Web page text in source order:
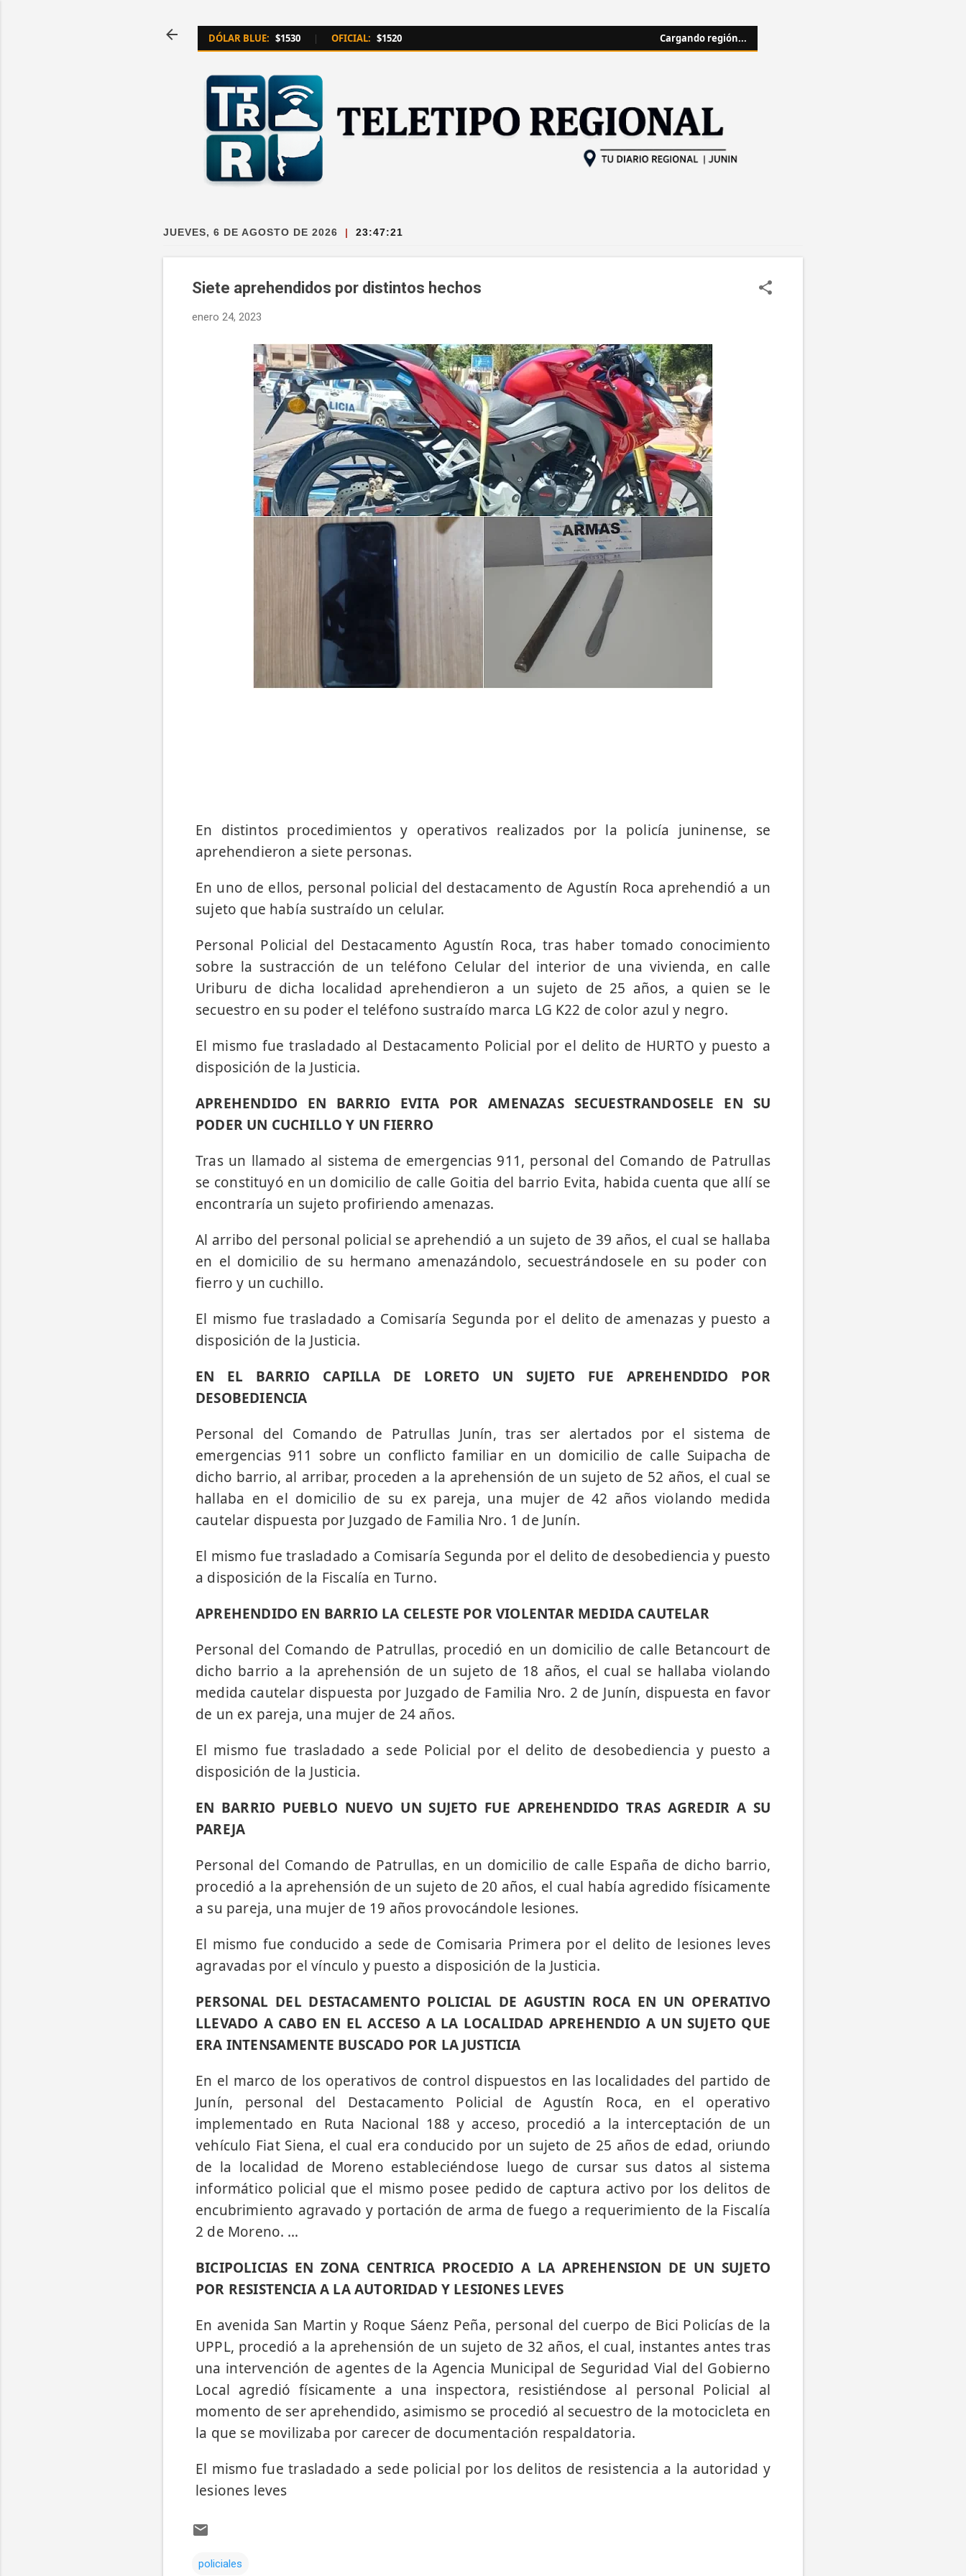
DÓLAR BLUE: $1530 | OFICIAL: $1520 Cargando región...
JUEVES, 6 DE AGOSTO DE 2026 | 23:47:22
Siete aprehendidos por distintos hechos
enero 24, 2023
En distintos procedimientos y operativos realizados por la policía juninense, se
aprehendieron a siete personas.
En uno de ellos, personal policial del destacamento de Agustín Roca aprehendió a un
sujeto que había sustraído un celular.
Personal Policial del Destacamento Agustín Roca, tras haber tomado conocimiento
sobre la sustracción de un teléfono Celular del interior de una vivienda, en calle
Uriburu de dicha localidad aprehendieron a un sujeto de 25 años, a quien se le
secuestro en su poder el teléfono sustraído marca LG K22 de color azul y negro.
El mismo fue trasladado al Destacamento Policial por el delito de HURTO y puesto a
disposición de la Justicia.
APREHENDIDO EN BARRIO EVITA POR AMENAZAS SECUESTRANDOSELE EN SU
PODER UN CUCHILLO Y UN FIERRO
Tras un llamado al sistema de emergencias 911, personal del Comando de Patrullas
se constituyó en un domicilio de calle Goitia del barrio Evita, habida cuenta que allí se
encontraría un sujeto profiriendo amenazas.
Al arribo del personal policial se aprehendió a un sujeto de 39 años, el cual se hallaba
en el domicilio de su hermano amenazándolo, secuestrándosele en su poder con
fierro y un cuchillo.
El mismo fue trasladado a Comisaría Segunda por el delito de amenazas y puesto a
disposición de la Justicia.
EN EL BARRIO CAPILLA DE LORETO UN SUJETO FUE APREHENDIDO POR
DESOBEDIENCIA
Personal del Comando de Patrullas Junín, tras ser alertados por el sistema de
emergencias 911 sobre un conflicto familiar en un domicilio de calle Suipacha de
dicho barrio, al arribar, proceden a la aprehensión de un sujeto de 52 años, el cual se
hallaba en el domicilio de su ex pareja, una mujer de 42 años violando medida
cautelar dispuesta por Juzgado de Familia Nro. 1 de Junín.
El mismo fue trasladado a Comisaría Segunda por el delito de desobediencia y puesto
a disposición de la Fiscalía en Turno.
APREHENDIDO EN BARRIO LA CELESTE POR VIOLENTAR MEDIDA CAUTELAR
Personal del Comando de Patrullas, procedió en un domicilio de calle Betancourt de
dicho barrio a la aprehensión de un sujeto de 18 años, el cual se hallaba violando
medida cautelar dispuesta por Juzgado de Familia Nro. 2 de Junín, dispuesta en favor
de un ex pareja, una mujer de 24 años.
El mismo fue trasladado a sede Policial por el delito de desobediencia y puesto a
disposición de la Justicia.
EN BARRIO PUEBLO NUEVO UN SUJETO FUE APREHENDIDO TRAS AGREDIR A SU
PAREJA
Personal del Comando de Patrullas, en un domicilio de calle España de dicho barrio,
procedió a la aprehensión de un sujeto de 20 años, el cual había agredido físicamente
a su pareja, una mujer de 19 años provocándole lesiones.
El mismo fue conducido a sede de Comisaria Primera por el delito de lesiones leves
agravadas por el vínculo y puesto a disposición de la Justicia.
PERSONAL DEL DESTACAMENTO POLICIAL DE AGUSTIN ROCA EN UN OPERATIVO
LLEVADO A CABO EN EL ACCESO A LA LOCALIDAD APREHENDIO A UN SUJETO QUE
ERA INTENSAMENTE BUSCADO POR LA JUSTICIA
En el marco de los operativos de control dispuestos en las localidades del partido de
Junín, personal del Destacamento Policial de Agustín Roca, en el operativo
implementado en Ruta Nacional 188 y acceso, procedió a la interceptación de un
vehículo Fiat Siena, el cual era conducido por un sujeto de 25 años de edad, oriundo
de la localidad de Moreno estableciéndose luego de cursar sus datos al sistema
informático policial que el mismo posee pedido de captura activo por los delitos de
encubrimiento agravado y portación de arma de fuego a requerimiento de la Fiscalía
2 de Moreno. …
BICIPOLICIAS EN ZONA CENTRICA PROCEDIO A LA APREHENSION DE UN SUJETO
POR RESISTENCIA A LA AUTORIDAD Y LESIONES LEVES
En avenida San Martin y Roque Sáenz Peña, personal del cuerpo de Bici Policías de la
UPPL, procedió a la aprehensión de un sujeto de 32 años, el cual, instantes antes tras
una intervención de agentes de la Agencia Municipal de Seguridad Vial del Gobierno
Local agredió físicamente a una inspectora, resistiéndose al personal Policial al
momento de ser aprehendido, asimismo se procedió al secuestro de la motocicleta en
la que se movilizaba por carecer de documentación respaldatoria.
El mismo fue trasladado a sede policial por los delitos de resistencia a la autoridad y
lesiones leves
policiales